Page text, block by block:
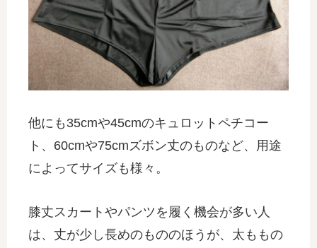
他にも35cmや45cmのキュロットペチコー
ト、60cmや75cmズボン丈のものなど、用途
によってサイズも様々。
膝丈スカートやパンツを履く機会が多い人
は、丈が少し長めのもののほうが、太ももの